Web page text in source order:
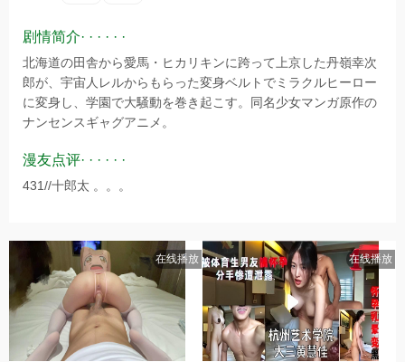
剧情简介· · · · · ·
北海道の田舎から愛馬・ヒカリキンに跨って上京した丹嶺幸次
郎が、宇宙人レルからもらった変身ベルトでミラクルヒーロー
に変身し、学園で大騒動を巻き起こす。同名少女マンガ原作の
ナンセンスギャグアニメ。
漫友点评· · · · · ·
431//十郎太 。。。